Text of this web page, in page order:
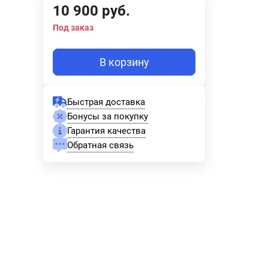
10 900 руб.
Под заказ
В корзину
Быстрая доставка
Бонусы за покупку
Гарантия качества
Обратная связь